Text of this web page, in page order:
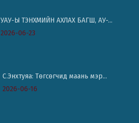
УАУ-Ы ТЭНХМИЙН АХЛАХ БАГШ, АУ-...
2026-06-23
С.Энхтуяа: Төгсөгчид маань мэр...
2026-06-16